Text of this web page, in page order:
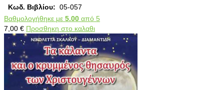
Κωδ. Βιβλίου: 05-057
Βαθμολογήθηκε με 5.00 από 5
7,00 € Προσθηκη στο καλαθι